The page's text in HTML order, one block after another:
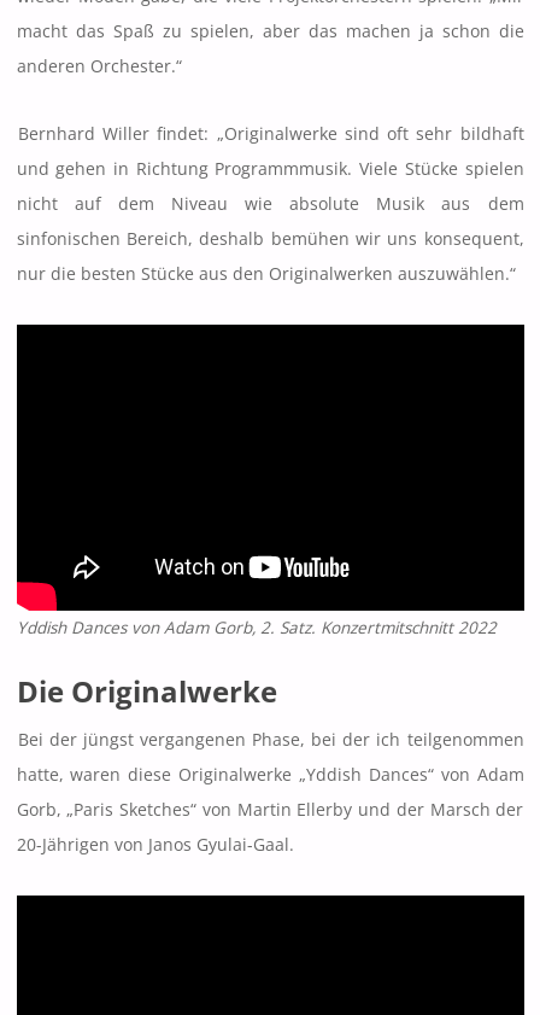
macht das Spaß zu spielen, aber das machen ja schon die
anderen Orchester.“
Bernhard Willer findet: „Originalwerke sind oft sehr bildhaft
und gehen in Richtung Programmmusik. Viele Stücke spielen
nicht auf dem Niveau wie absolute Musik aus dem
sinfonischen Bereich, deshalb bemühen wir uns konsequent,
nur die besten Stücke aus den Originalwerken auszuwählen.“
Yddish Dances von Adam Gorb, 2. Satz. Konzertmitschnitt 2022
Die Originalwerke
Bei der jüngst vergangenen Phase, bei der ich teilgenommen
hatte, waren diese Originalwerke „Yddish Dances“ von Adam
Gorb, „Paris Sketches“ von Martin Ellerby und der Marsch der
20-Jährigen von Janos Gyulai-Gaal.